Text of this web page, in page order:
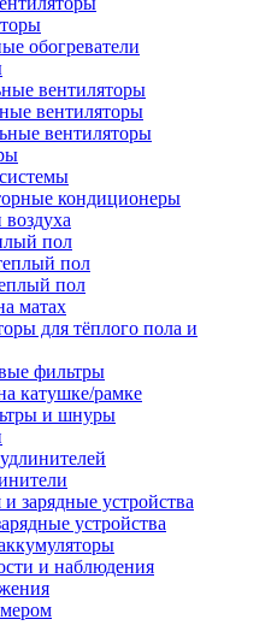
обогреватели
вентиляторы
вентиляторы
вентиляторы
кондиционеры
пол
пол
пол
матах
для тёплого пола и
фильтры
катушке/рамке
и шнуры
зарядные устройства
устройства
и наблюдения